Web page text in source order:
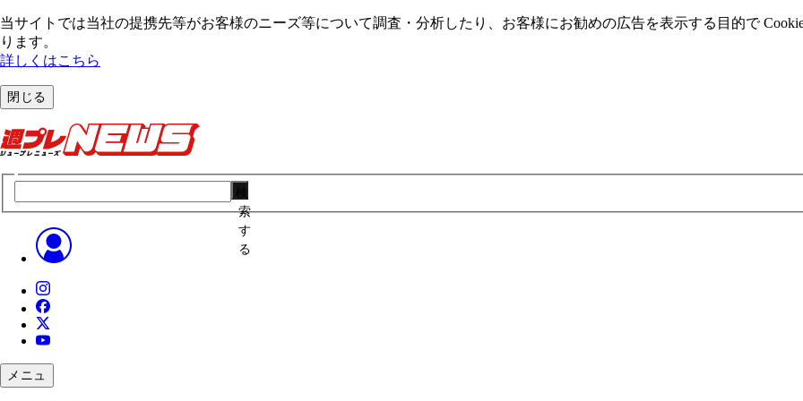
当サイトでは当社の提携先等がお客様のニーズ等について調査・分析したり、お客様にお勧めの広告を表⽰する⽬的で
ります。
詳しくはこちら
閉じる
索
す
る
メニュ